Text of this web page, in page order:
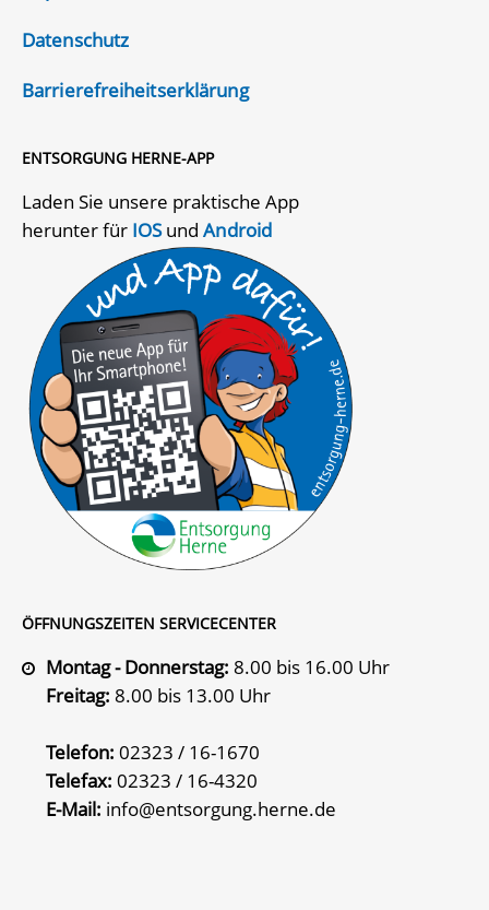
Datenschutz
Barrierefreiheitserklärung
ENTSORGUNG HERNE-APP
Laden Sie unsere praktische App
herunter für IOSundAndroid
ÖFFNUNGSZEITEN SERVICECENTER
Montag - Donnerstag: 8.00 bis 16.00 Uhr
Freitag: 8.00 bis 13.00 Uhr
Telefon: 02323 / 16-1670
Telefax: 02323 / 16-4320
E-Mail: info@entsorgung.herne.de